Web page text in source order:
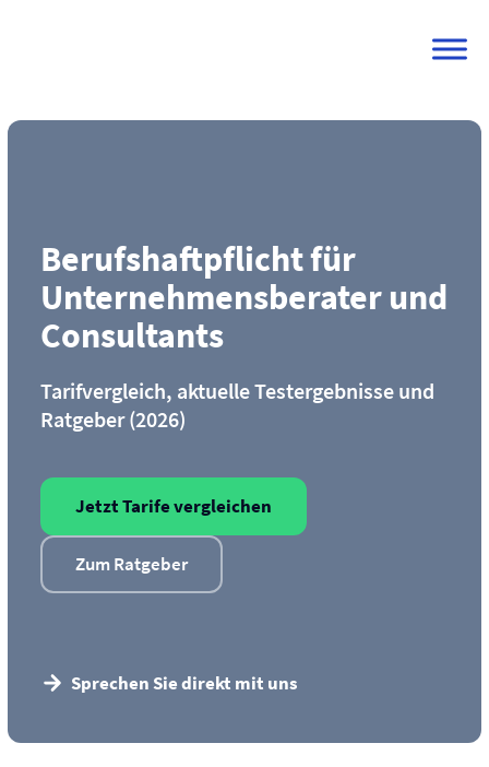
Berufs­haftpflicht für
Unternehmensberater und
Consultants
Tarifvergleich, aktuelle Testergebnisse und
Ratgeber (2026)
Jetzt Tarife vergleichen
Zum Ratgeber
Sprechen Sie direkt mit uns